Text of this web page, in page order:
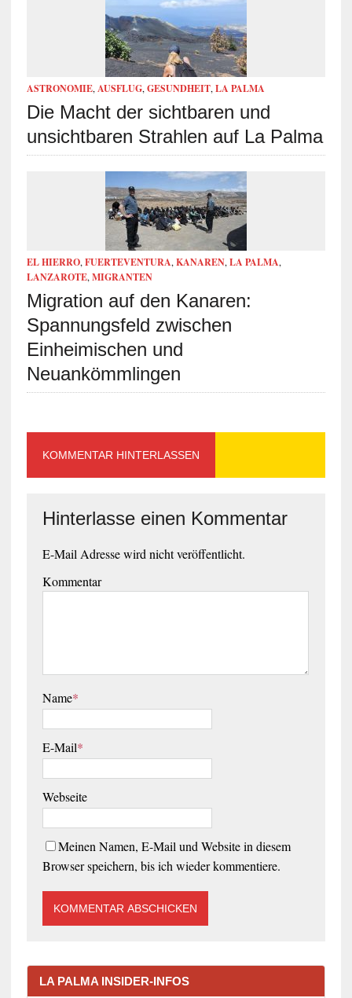
ASTRONOMIE, AUSFLUG, GESUNDHEIT, LA PALMA
Die Macht der sichtbaren und
unsichtbaren Strahlen auf La Palma
EL HIERRO, FUERTEVENTURA, KANAREN, LA PALMA,
LANZAROTE, MIGRANTEN
Migration auf den Kanaren:
Spannungsfeld zwischen
Einheimischen und
Neuankömmlingen
KOMMENTAR HINTERLASSEN
Hinterlasse einen Kommentar
E-Mail Adresse wird nicht veröffentlicht.
Kommentar
Name*
E-Mail*
Webseite
Meinen Namen, E-Mail und Website in diesem
Browser speichern, bis ich wieder kommentiere.
LA PALMA INSIDER-INFOS